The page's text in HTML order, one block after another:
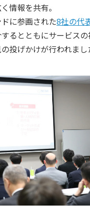
情報を共有。
に参画された8社の代
るとともにサービス
投げかけが行われまし